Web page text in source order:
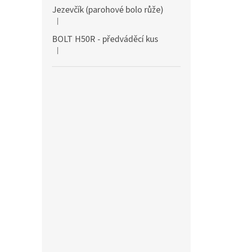
Jezevčík (parohové bolo růže)
Hodnocení produktu je 5 z 5 hvězdiček.
|
BOLT H50R - předváděcí kus
Hodnocení produktu je 5 z 5 hvězdiček.
|